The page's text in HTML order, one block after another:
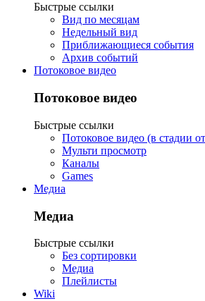
Быстрые ссылки
Вид по месяцам
Недельный вид
Приближающиеся события
Архив событий
Потоковое видео
Потоковое видео
Быстрые ссылки
Потоковое видео (в стадии
Мульти просмотр
Каналы
Games
Медиа
Медиа
Быстрые ссылки
Без сортировки
Медиа
Плейлисты
Wiki